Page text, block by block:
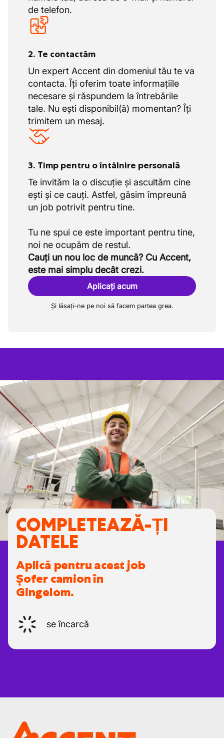
de telefon.
2. Te contactăm
Un expert Accent din domeniul tău te va
contacta. Îți oferim toate informațiile
necesare și răspundem la întrebările
tale. Nu ești disponibil(ă) momentan? Îți
trimitem un mesaj.
3. Timp pentru o întâlnire personală
Te invităm la o discuție și ascultăm cine
ești și ce cauți. Astfel, găsim împreună
un job potrivit pentru tine.
Tu ne spui ce este important pentru tine,
Cauți un nou loc de muncă? Cu Accent,
este mai simplu decât crezi.
Aplicați acum
Și lăsați-ne pe noi să facem partea grea.
COMPLETEAZĂ-ȚI
DATELE
Aplică pentru acest job
Șofer camion în
Gingelom.
se încarcă